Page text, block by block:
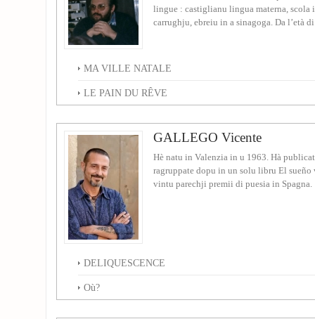
lingue : castiglianu lingua materna, scola
carrughju, ebreiu in a sinagoga. Da l’età
MA VILLE NATALE
LE PAIN DU RÊVE
GALLEGO Vicente
Hè natu in Valenzia in u 1963. Hà
ragruppate dopu in un solu libru El sueño
vintu parechji premii di puesia in Spagna.
DELIQUESCENCE
Où?